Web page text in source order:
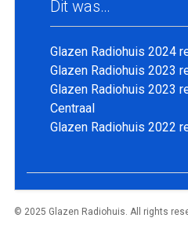
Dit was…
Glazen Radiohuis 2024
Glazen Radiohuis 2023
Glazen Radiohuis 2023
Centraal
Glazen Radiohuis 2022
© 2025 Glazen Radiohuis. All rights